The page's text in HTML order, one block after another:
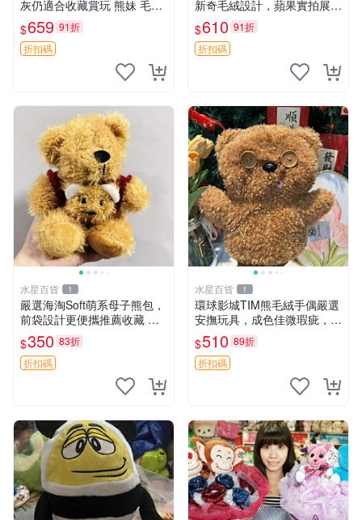
灰仍適合收藏賞玩 熊妹 毛絨
玩具 浮雕熊
$659 91折
折扣碼
新奇毛絨設計，蘋果實拍展
示，成色極佳 晚安香薰 馮娃
娃 毛絨玩偶
$610 91折
折扣碼
水星百貨 1
嚴選海淘Soft萌系母子熊包，
前袋設計更便攜推薦收藏 母
子熊 軟綿綿 包包
$350 83折
折扣碼
水星百貨 1
環球影城TIM熊毛絨手偶嚴選
安撫玩具，成色佳微瑕疵，贈
小禮物超值優惠 TIM熊 毛絨
手偶 安撫 toy 嚴選
$510 89折
折扣碼